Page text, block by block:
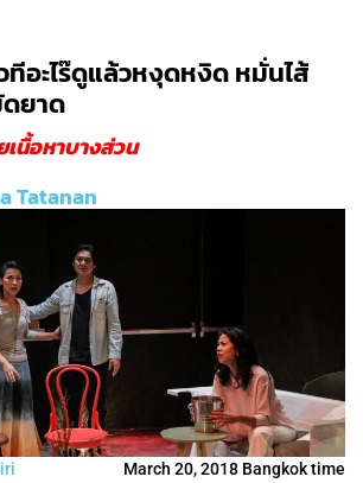
ทีอะไร๊ดูแล้วหงุดหงิด หมั่นไส้
ยาด
นื้อหาบางส่วน
Tatanan
March 20, 2018 Bangkok time